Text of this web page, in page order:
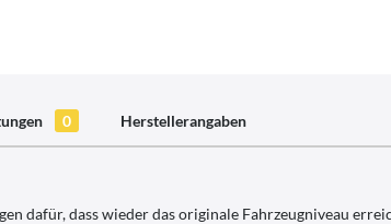
0 Herstellerangaben
dafür, dass wieder das originale Fahrzeugniveau